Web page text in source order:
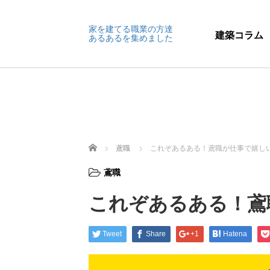
家を建てる職業の方達
あるあるを集めました
建築コラム
ホーム 鳶職 これぞあるある！鳶職が仕事で嬉し
鳶職
これぞあるある！
Tweet Share +1 Hatena